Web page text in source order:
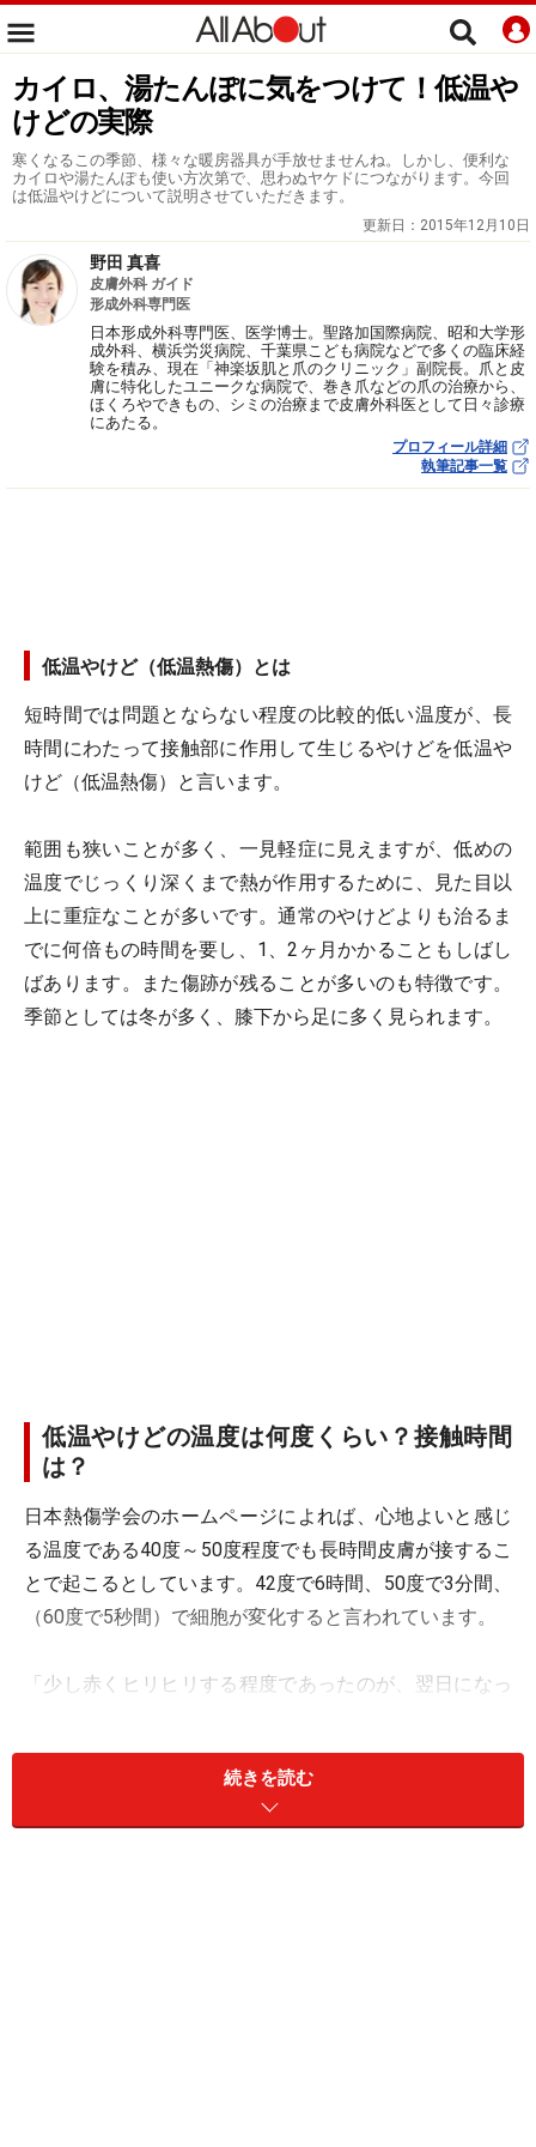
カイロ、湯たんぽに気をつけて！低温や
けどの実際
寒くなるこの季節、様々な暖房器具が手放せませんね。しかし、便利な
カイロや湯たんぽも使い方次第で、思わぬヤケドにつながります。今回
は低温やけどについて説明させていただきます。
更新日： 2015年12月10日
野田 真喜
皮膚外科 ガイド
形成外科専門医
日本形成外科専門医、医学博士。聖路加国際病院、昭和大学形
成外科、横浜労災病院、千葉県こども病院などで多くの臨床経
験を積み、現在「神楽坂肌と爪のクリニック」副院長。爪と皮
膚に特化したユニークな病院で、巻き爪などの爪の治療から、
ほくろやできもの、シミの治療まで皮膚外科医として日々診療
にあたる。
プロフィール詳細
執筆記事一覧
低温やけど（低温熱傷）とは
短時間では問題とならない程度の比較的低い温度が、長
時間にわたって接触部に作用して生じるやけどを低温や
けど（低温熱傷）と言います。
範囲も狭いことが多く、一見軽症に見えますが、低めの
温度でじっくり深くまで熱が作用するために、見た目以
上に重症なことが多いです。通常のやけどよりも治るま
でに何倍もの時間を要し、1、2ヶ月かかることもしばし
ばあります。また傷跡が残ることが多いのも特徴です。
季節としては冬が多く、膝下から足に多く見られます。
低温やけどの温度は何度くらい？接触時間
は？
日本熱傷学会のホームページによれば、心地よいと感じ
る温度である40度～50度程度でも長時間皮膚が接するこ
とで起こるとしています。42度で6時間、50度で3分間、
（60度で5秒間）で細胞が変化すると言われています。
「少し赤くヒリヒリする程度であったのが、翌日になっ
と思い、市販の薬を塗っていたが、1週間を過ぎても治
る気配がなく心配になってきた」など、やけどを負って
すぐに受診しない場合が多いです。
続きを読む